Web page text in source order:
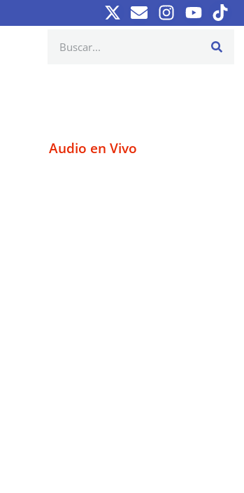
Audio en Vivo